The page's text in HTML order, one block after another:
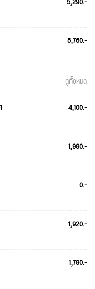
5,760.-
ดูทั้งหมด
4,100.-
1,990.-
0.-
1,920.-
1,790.-